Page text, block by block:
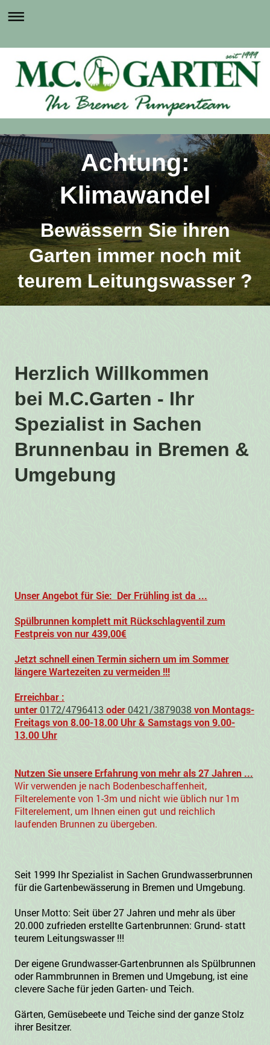
Achtung:
Klimawandel
Bewässern Sie ihren
Garten immer noch mit
teurem Leitungswasser ?
Herzlich Willkommen
bei M.C.Garten - Ihr
Spezialist in Sachen
Brunnenbau in Bremen &
Umgebung
Unser Angebot für Sie: Der Frühling ist da ...
Spülbrunnen komplett mit Rückschlagventil zum
Festpreis von nur 439,00€
Jetzt schnell einen Termin sichern um im Sommer
längere Wartezeiten zu vermeiden !!!
Erreichbar :
unter0172/4796413 oder0421/3879038von Montags-
Freitags von 8.00-18.00 Uhr & Samstags von 9.00-
13.00 Uhr
Nutzen Sie unsere Erfahrung von mehr als 27 Jahren ...
Wir verwenden je nach Bodenbeschaffenheit,
Filterelemente von 1-3m und nicht wie üblich nur 1m
Filterelement, um Ihnen einen gut und reichlich
laufenden Brunnen zu übergeben.
Seit 1999 Ihr Spezialist in Sachen Grundwasserbrunnen
für die Gartenbewässerung in Bremen und Umgebung.
Unser Motto: Seit über 27 Jahren und mehr als über
20.000 zufrieden erstellte Gartenbrunnen: Grund- statt
teurem Leitungswasser !!!
Der eigene Grundwasser-Gartenbrunnen als Spülbrunnen
oder Rammbrunnen in Bremen und Umgebung, ist eine
clevere Sache für jeden Garten- und Teich.
Gärten, Gemüsebeete und Teiche sind der ganze Stolz
ihrer Besitzer.